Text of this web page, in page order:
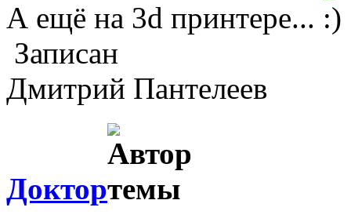
А ещё на 3d принтере...
Записан
Дмитрий Пантелеев
Доктор